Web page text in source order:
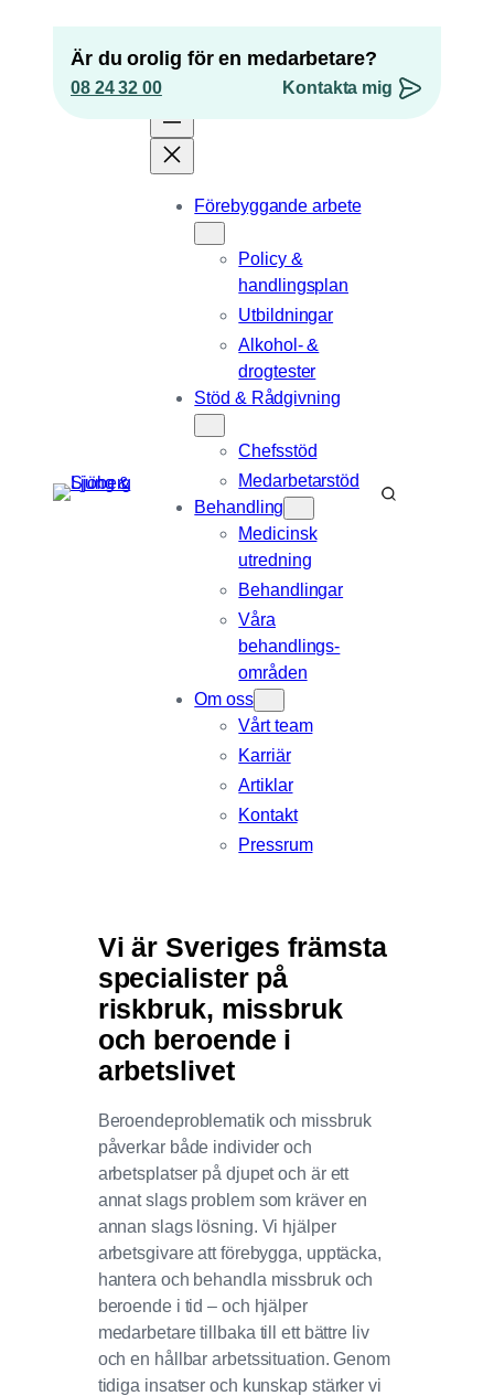
Är du orolig för en medarbetare?
08 24 32 00 Kontakta mig
” anger obligatoriska fält
Detta fält används för valideringsändamål och
ska lämnas oförändrat.
Förebyggande arbete
Policy &
handlingsplan
Utbildningar
Alkohol- &
drogtester
Stöd & Rådgivning
Chefsstöd
Medarbetarstöd
Behandling
Medicinsk
utredning
Behandlingar
Våra
behandlings­
områden
Om oss
Vårt team
Karriär
Artiklar
Kontakt
Pressrum
Vi är Sveriges främsta
specialister på
riskbruk, missbruk
och beroende i
arbetslivet
Beroendeproblematik och missbruk
påverkar både individer och
arbetsplatser på djupet och är ett
annat slags problem som kräver en
annan slags lösning. Vi hjälper
arbetsgivare att förebygga, upptäcka,
hantera och behandla missbruk och
beroende i tid – och hjälper
medarbetare tillbaka till ett bättre liv
och en hållbar arbetssituation. Genom
tidiga insatser och kunskap stärker vi